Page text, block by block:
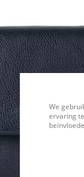
We
ervaring